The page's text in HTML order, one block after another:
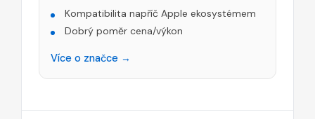
Kompatibilita napříč Apple ekosystémem
Dobrý poměr cena/výkon
Více o značce →